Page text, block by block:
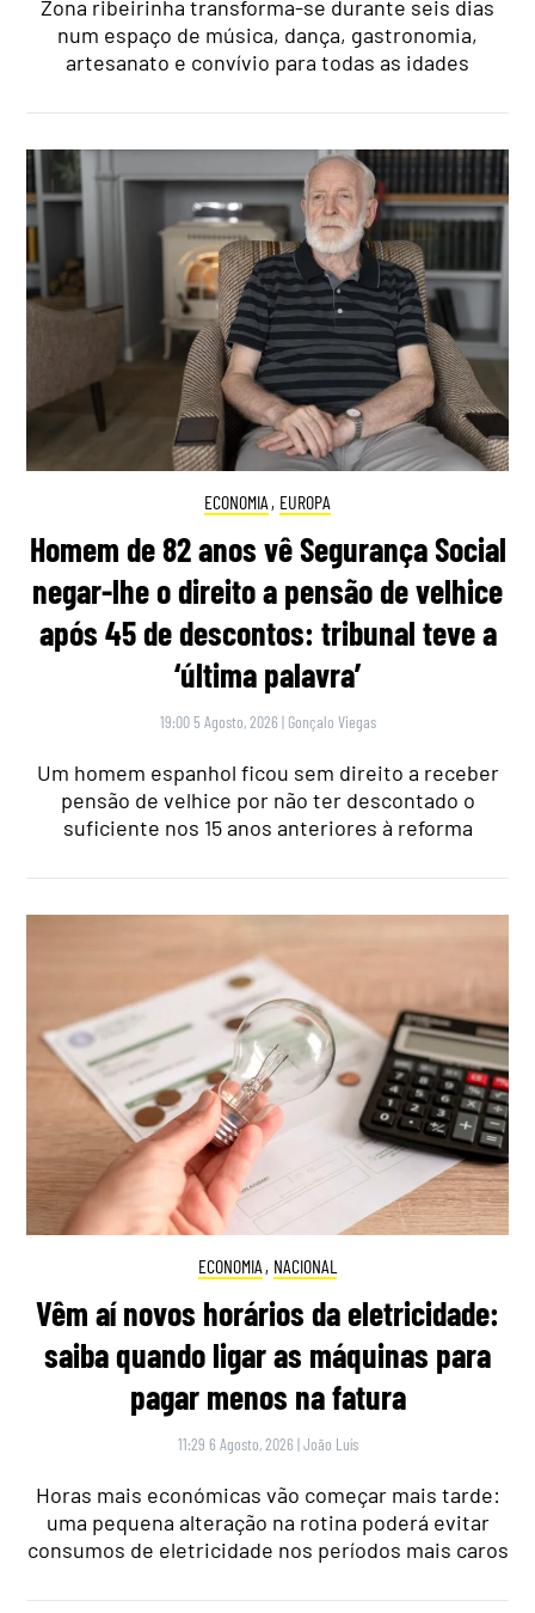
Zona ribeirinha transforma-se durante seis dias
num espaço de música, dança, gastronomia,
artesanato e convívio para todas as idades
ECONOMIA , EUROPA
Homem de 82 anos vê Segurança Social
negar-lhe o direito a pensão de velhice
após 45 de descontos: tribunal teve a
‘última palavra’
19:00 5 Agosto, 2026 | Gonçalo Viegas
Um homem espanhol ficou sem direito a receber
pensão de velhice por não ter descontado o
suficiente nos 15 anos anteriores à reforma
ECONOMIA , NACIONAL
Vêm aí novos horários da eletricidade:
saiba quando ligar as máquinas para
pagar menos na fatura
11:29 6 Agosto, 2026 |João Luís
Horas mais económicas vão começar mais tarde:
uma pequena alteração na rotina poderá evitar
consumos de eletricidade nos períodos mais caros